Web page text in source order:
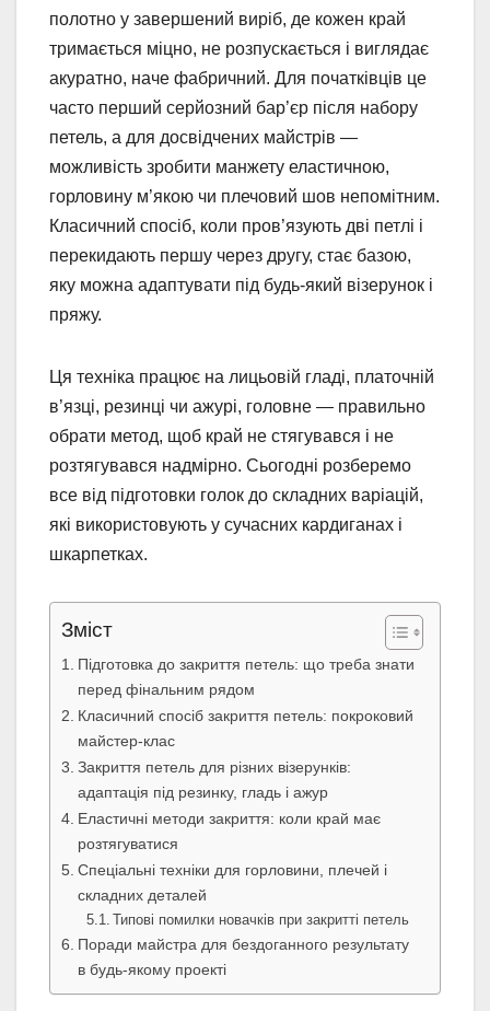
полотно у завершений виріб, де кожен край
тримається міцно, не розпускається і виглядає
акуратно, наче фабричний. Для початківців це
часто перший серйозний бар’єр після набору
петель, а для досвідчених майстрів —
можливість зробити манжету еластичною,
горловину м’якою чи плечовий шов непомітним.
Класичний спосіб, коли пров’язують дві петлі і
перекидають першу через другу, стає базою,
яку можна адаптувати під будь-який візерунок і
пряжу.
Ця техніка працює на лицьовій гладі, платочній
в’язці, резинці чи ажурі, головне — правильно
обрати метод, щоб край не стягувався і не
розтягувався надмірно. Сьогодні розберемо
все від підготовки голок до складних варіацій,
які використовують у сучасних кардиганах і
шкарпетках.
Зміст
Підготовка до закриття петель: що треба знати
перед фінальним рядом
Класичний спосіб закриття петель: покроковий
майстер-клас
Закриття петель для різних візерунків:
адаптація під резинку, гладь і ажур
Еластичні методи закриття: коли край має
розтягуватися
Спеціальні техніки для горловини, плечей і
складних деталей
Типові помилки новачків при закритті петель
Поради майстра для бездоганного результату
в будь-якому проекті